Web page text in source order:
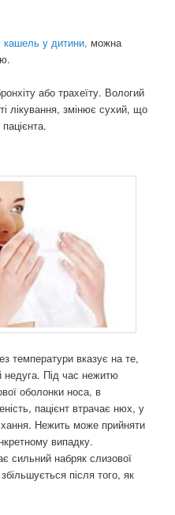
кашель у дитини, можна
або трахеїту. Вологий
лікування, змінює сухий, що
температури вказує на те,
недуга. Під час нежитю
оболонки носа, в
пацієнт втрачає нюх, у
Нежить може прийняти
випадку.
сильний набряк слизової
після того, як